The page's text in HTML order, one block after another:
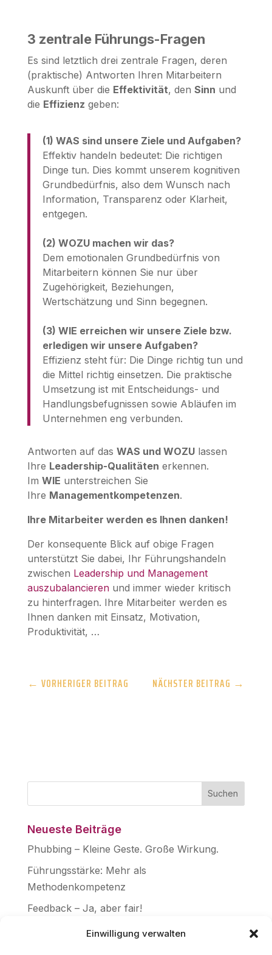
Einwilligung verwalten
3 zentrale Führungs-Fragen
Es sind letztlich drei zentrale Fragen, deren
(praktische) Antworten Ihren Mitarbeitern
Auskunft über die Effektivität, den Sinn und
die Effizienz geben:
(1) WAS sind unsere Ziele und Aufgaben?
Effektiv handeln bedeutet: Die richtigen
Dinge tun. Dies kommt unserem kognitiven
Grundbedürfnis, also dem Wunsch nach
Information, Transparenz oder Klarheit,
entgegen.
(2) WOZU machen wir das?
Dem emotionalen Grundbedürfnis von
Mitarbeitern können Sie nur über
Zugehörigkeit, Beziehungen,
Wertschätzung und Sinn begegnen.
(3) WIE erreichen wir unsere Ziele bzw.
erledigen wir unsere Aufgaben?
Effizienz steht für: Die Dinge richtig tun und
die Mittel richtig einsetzen. Die praktische
Umsetzung ist mit Entscheidungs- und
Handlungsbefugnissen sowie Abläufen im
Unternehmen eng verbunden.
Antworten auf das WAS und WOZUlassen
Ihre Leadership-Qualitäten erkennen.
Im WIE unterstreichen Sie
Ihre Managementkompetenzen.
Ihre Mitarbeiter werden es Ihnen danken!
Der konsequente Blick auf obige Fragen
unterstützt Sie dabei, Ihr Führungshandeln
zwischen Leadership und Management
auszubalancierenund immer wieder kritisch
zu hinterfragen. Ihre Mitarbeiter werden es
Ihnen danken mit Einsatz, Motivation,
Produktivität, …
← VORHERIGER BEITRAG NÄCHSTER BEITRAG →
Neueste Beiträge
Phubbing – Kleine Geste. Große Wirkung.
Führungsstärke: Mehr als
Methodenkompetenz
Feedback – Ja, aber fair!
Frage aller Fragen: WARUM?